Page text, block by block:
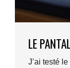
LE
J’ai testé